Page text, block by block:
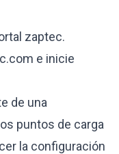
zaptec.
e inicie
de una
puntos de carga
la configuración